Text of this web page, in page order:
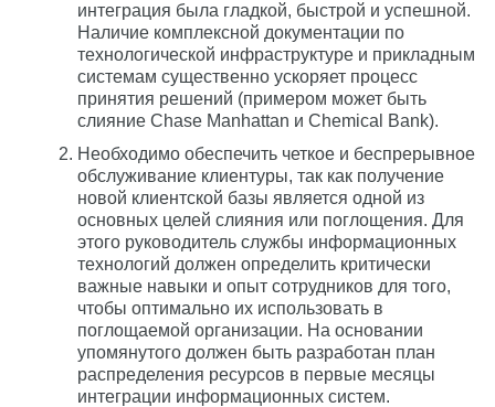
интеграция была гладкой, быстрой и успешной.
Наличие комплексной документации по
технологической инфраструктуре и прикладным
системам существенно ускоряет процесс
принятия решений (примером может быть
слияние Chase Manhattan и Chemical Bank).
Необходимо обеспечить четкое и беспрерывное
обслуживание клиентуры, так как получение
новой клиентской базы является одной из
основных целей слияния или поглощения. Для
этого руководитель службы информационных
технологий должен определить критически
важные навыки и опыт сотрудников для того,
чтобы оптимально их использовать в
поглощаемой организации. На основании
упомянутого должен быть разработан план
распределения ресурсов в первые месяцы
интеграции информационных систем.